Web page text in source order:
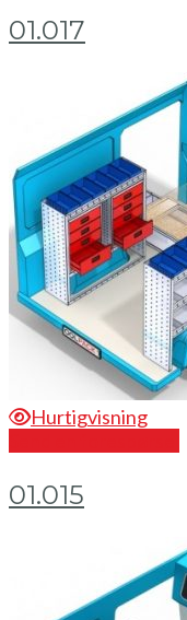
01.017
Hurtigvisning
01.015